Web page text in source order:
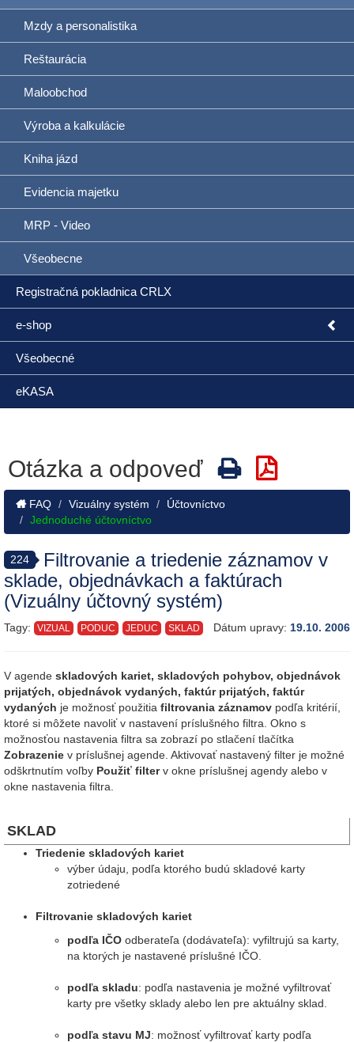
Mzdy a personalistika
Reštaurácia
Maloobchod
Výroba a kalkulácie
Kniha jázd
Evidencia majetku
MRP - Video
Všeobecne
Registračná pokladnica CRLX
e-shop
Všeobecné
eKASA
Otázka a odpoveď
FAQ Vizuálny systém
Účtovníctvo
Jednoduché účtovníctvo
224
Filtrovanie a triedenie záznamov v
sklade, objednávkach a faktúrach
(Vizuálny účtovný systém)
Tagy: VIZUAL PODUC JEDUC SKLAD Dátum upravy: 19.10. 2006
V agende skladových kariet, skladových pohybov, objednávok
prijatých, objednávok vydaných, faktúr prijatých, faktúr
vydaných je možnosť použitia filtrovania záznamov podľa kritérií,
ktoré si môžete navoliť v nastavení príslušného filtra. Okno s
možnosťou nastavenia filtra sa zobrazí po stlačení tlačítka
Zobrazenie v príslušnej agende. Aktivovať nastavený filter je možné
odškrtnutím voľby Použiť filterv okne príslušnej agendy alebo v
okne nastavenia filtra.
SKLAD
Triedenie skladových kariet
výber údaju, podľa ktorého budú skladové karty
zotriedené
Filtrovanie skladových kariet
podľa IČO odberateľa (dodávateľa): vyfiltrujú sa karty,
na ktorých je nastavené príslušné IČO.
podľa skladu: podľa nastavenia je možné vyfiltrovať
karty pre všetky sklady alebo len pre aktuálny sklad.
podľa stavu MJ: možnosť vyfiltrovať karty podľa